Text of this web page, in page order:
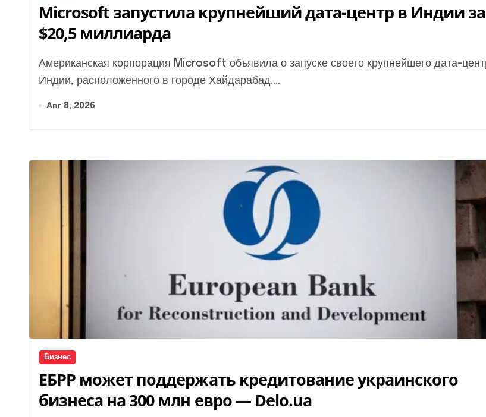
Microsoft запустила крупнейший дата-центр в Индии за
$20,5 миллиарда
Американская корпорация Microsoft объявила о запуске своего крупнейшего дата-центра в
Индии, расположенного в городе Хайдарабад....
Авг 8, 2026
Бизнес
ЕБРР может поддержать кредитование украинского
бизнеса на 300 млн евро — Delo.ua